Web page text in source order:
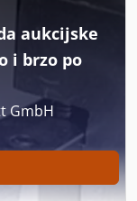
aukcijske
i brzo po
GmbH